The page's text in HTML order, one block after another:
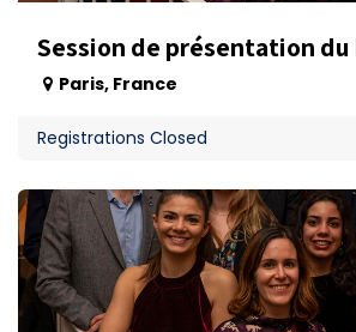
Session de présentation du
Paris, France
Registrations Closed